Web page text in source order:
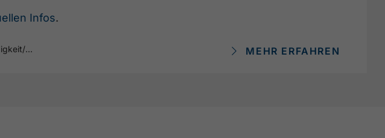
Infos.
/... MEHR ERFAHREN